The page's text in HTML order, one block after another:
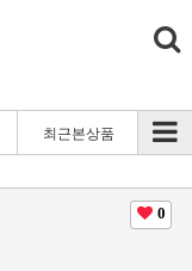
최근본상품
0